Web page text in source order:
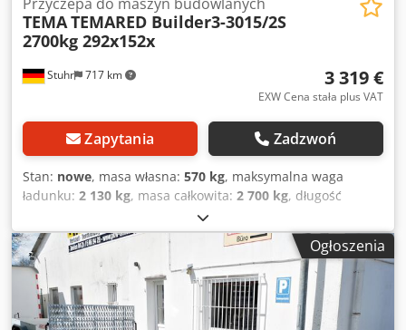
Stuhr 717 km
TEMATEMARED Builder3-3015/2S
2700kg 292x152x
3 319 €
EXW Cena stała plus VAT
Zapytania Zadzwoń
Stan: nowe, masa własna: 570 kg, maksymalna waga
ładunku: 2 130 kg, masa całkowita: 2 700 kg, długość
2 920 mm
ładunkowej:1 520 mm, wysokość przestrzeni ładunkowej:
350 mm, rozmiar opony:
, Przyczepa
samochodowa do transportu maszyn budowlanych od
producenta przyczep TEMARED, model Builder3-3015/2S o
DMC 2700 kg. Wyposażenie standardowe przyczepy do
Ogłoszenia